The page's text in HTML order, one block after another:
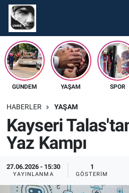
GÜNDEM YAŞAM SPOR
HABERLER YAŞAM
Kayseri
Yaz Kampı
27.06.2026 - 15:30
YAYINLANMA
1
GÖSTERIM
Gündem
Ekonomi
Spor
Tüm Haberler
İletişim
Nöbetçi Eczaneler
Hava Durumu
Namaz Vakitleri
Süper Lig Puan Durumu ve
Tüm Manşetler